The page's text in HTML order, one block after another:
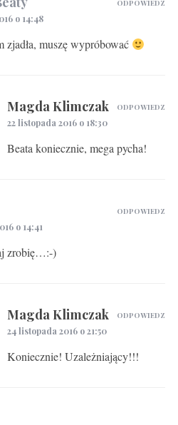
o 14:48
zjadła, muszę wypróbować
ODPOWIEDZ
Magda Klimczak
22 listopada 2016 o 18:30
Beata koniecznie, mega pycha!
ODPOWIEDZ
o 14:41
zrobię…:-)
ODPOWIEDZ
Magda Klimczak
24 listopada 2016 o 21:50
Koniecznie! Uzależniający!!!
ODPOWIEDZ